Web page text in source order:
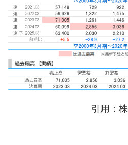
引用：